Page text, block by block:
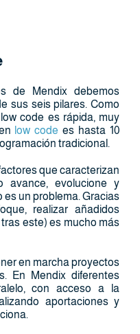
de Mendix debemos
sus seis pilares. Como
code es rápida, muy
low code es hasta 10
tradicional.
que caracterizan
avance, evolucione y
un problema. Gracias
realizar añadidos
este) es mucho más
en marcha proyectos
En Mendix diferentes
con acceso a la
aportaciones y